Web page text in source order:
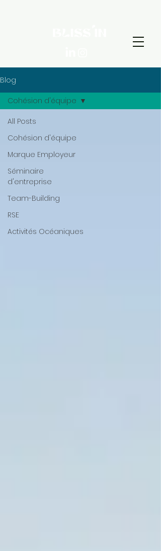
Blog
All Posts
Cohésion d'équipe
Marque Employeur
Séminaire
d'entreprise
Team-Building
RSE
Activités Océaniques
Cohésion d'équipe